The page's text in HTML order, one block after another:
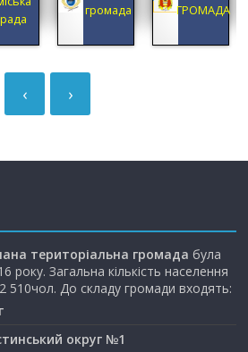
рада
громада
ГРОМАДА
›
‹
територіальна громада була
року. Загальна кількість населення
510чол. До складу громади входять:
округ №1